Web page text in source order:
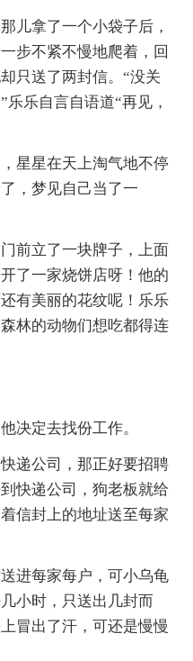
拿了一个小袋子后，
步不紧不慢地爬着，回
只送了两封信。“没关
乐自言自语道“再见，
星在天上淘气地不停
，梦见自己当了一
立了一块牌子，上面
了一家烧饼店呀！他的
有美丽的花纹呢！乐乐
林的动物们想吃都得连
定去找份工作。
公司，那正好要招聘
快递公司，狗老板就给
信封上的地址送至每家
每家每户，可小乌龟
小时，只送出几封而
冒出了汗，可还是慢慢